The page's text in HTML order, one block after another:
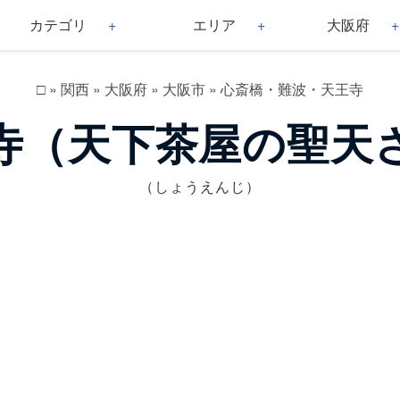
カテゴリ エリア 大阪府
□ » 関西 » 大阪府 » 大阪市 » 心斎橋・難波・天王寺
（天下茶屋の聖天
（しょうえんじ）